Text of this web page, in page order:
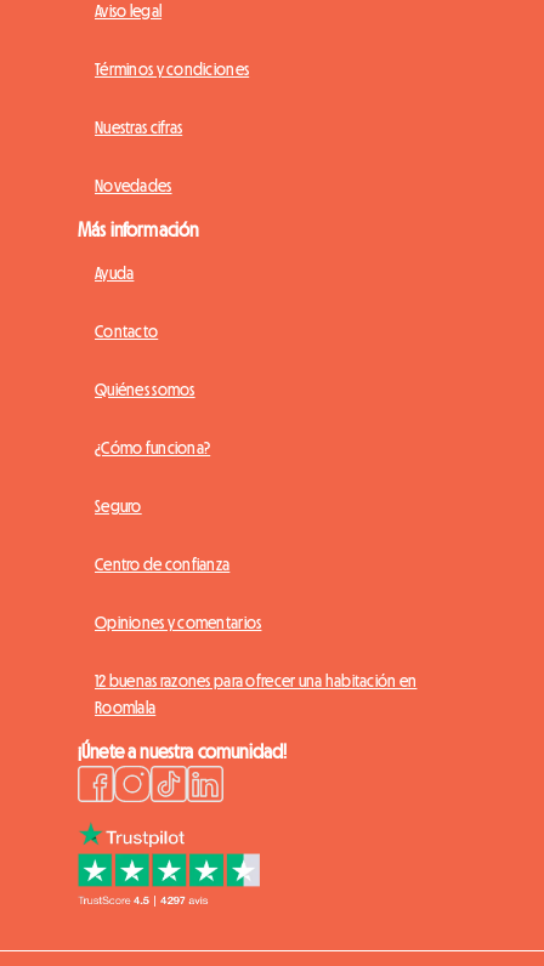
Aviso legal
Términos y condiciones
Nuestras cifras
Novedades
Más información
Ayuda
Contacto
Quiénes somos
¿Cómo funciona?
Seguro
Centro de confianza
Opiniones y comentarios
12 buenas razones para ofrecer una habitación en
Roomlala
¡Únete a nuestra comunidad!